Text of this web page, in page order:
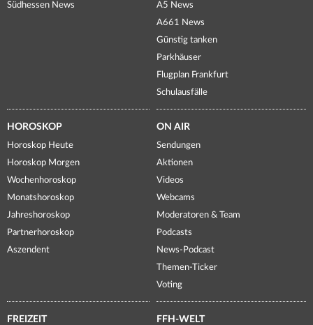
Südhessen News
A5 News
A661 News
Günstig tanken
Parkhäuser
Flugplan Frankfurt
Schulausfälle
HOROSKOP
Horoskop Heute
Horoskop Morgen
Wochenhoroskop
Monatshoroskop
Jahreshoroskop
Partnerhoroskop
Aszendent
ON AIR
Sendungen
Aktionen
Videos
Webcams
Moderatoren & Team
Podcasts
News-Podcast
Themen-Ticker
Voting
FREIZEIT FFH-WELT